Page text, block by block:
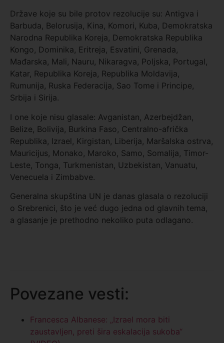
Države koje su bile protov rezolucije su: Antigva i
Barbuda, Belorusija, Kina, Komori, Kuba, Demokratska
Narodna Republika Koreja, Demokratska Republika
Kongo, Dominika, Eritreja, Esvatini, Grenada,
Mađarska, Mali, Nauru, Nikaragva, Poljska, Portugal,
Katar, Republika Koreja, Republika Moldavija,
Rumunija, Ruska Federacija, Sao Tome i Principe,
Srbija i Sirija.
I one koje nisu glasale: Avganistan, Azerbejdžan,
Belize, Bolivija, Burkina Faso, Centralno-afrička
Republika, Izrael, Kirgistan, Liberija, Maršalska ostrva,
Mauricijus, Monako, Maroko, Samo, Somalija, Timor-
Leste, Tonga, Turkmenistan, Uzbekistan, Vanuatu,
Venecuela i Zimbabve.
Generalna skupština UN je danas glasala o rezoluciji
o Srebrenici, što je već dugo jedna od glavnih tema,
a glasanje je prethodno nekoliko puta odlagano.
Povezane vesti:
Francesca Albanese: „Izrael mora biti
zaustavljen, preti šira eskalacija sukoba“